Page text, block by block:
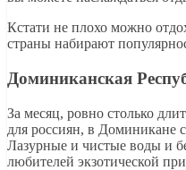
Кстати не плохо можно
страны набирают
Доминиканская
За месяц, ровно столько
для россиян, в Доминикане
Лазурные и чистые воды и
любителей экзотической